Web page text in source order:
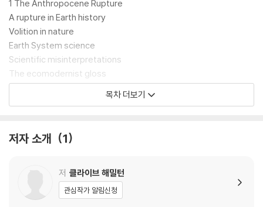
What does it mean to have arrived at this point, where human
history and Earth history collide? Some interpret the Anthropo
cene as no more than a development of what they already kn
ow, obscuring and deflating its profound significance. But the
Anthropocene demands that we rethink everything. The mod
ern belief in the free, reflexive being making its own future by
taking control of its environment - even to the point of geoen
gineering - is now impossible because we have rendered the
down to size by attacking anthropocentrism come up against
the insurmountable fact that human beings now possess eno
ugh power to change the Earth's course. It's too late to turn ba
1 The Anthropocene Rupture
A rupture in Earth history
Volition in nature
Earth System science
Scientific misinterpretations
The ecomodernist gloss
An epoch by any other name
Anthropocentrism redux
The new anthropocentrism
The world-making creature
The new anthropocentrism versus ecomodernism In praise of
목차 더보기
저자 소개 1
저 클라이브 해밀턴
관심작가 알림신청